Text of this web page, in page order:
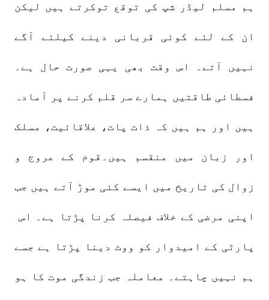
ہم مسلم لیڈر شپ کی توقع توکرتے ہیں لیکن
ان کے لئے کوئی قربانی دینے کیلئے آگے
نہیں آتے۔ اس وقت بھی یہی صورت حال ہے۔
فسطائی طاقتیں ہمارے سر قلم کرنے پر آمادہ
ہیں اور ہم ہیں کہ ذات پات، علاقائیت، مسلک
اور زبان میں منقسم ہیں۔قوم کے عروج و
زوال کی تاریخ میں ایسے کئی موڑ آتے ہیں جب
اپنی مرضی کے خلاف فیصلہ کرنا پڑتا ہے۔ اس
پارٹی کے امیدوار کو ووٹ دینا پڑتا ہے جسے
ہم نہیں چاہتے۔ معاملہ جب زندگی موت کا ہو